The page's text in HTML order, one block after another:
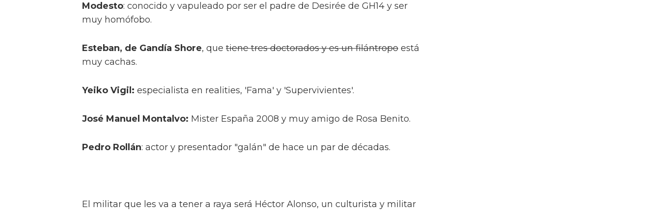
Modesto: conocido y vapuleado por ser el padre de Desirée de GH14 y ser
muy homófobo.
Esteban, de Gandía Shore, que tiene tres doctorados y es un filántropo está
muy cachas.
Yeiko Vigil: especialista en realities, 'Fama' y 'Supervivientes'.
José Manuel Montalvo: Mister España 2008 y muy amigo de Rosa Benito.
Pedro Rollán: actor y presentador "galán" de hace un par de décadas.
El militar que les va a tener a raya será Héctor Alonso, un culturista y militar